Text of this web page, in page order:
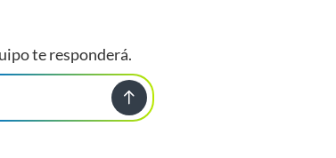
te responderá.